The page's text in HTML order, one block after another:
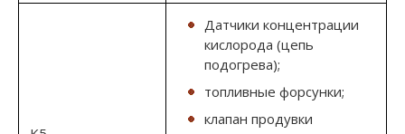
Датчики концентрации
кислорода (цепь
подогрева);
топливные форсунки;
клапан продувки